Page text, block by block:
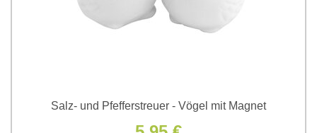
Salz- und Pfefferstreuer - Vögel mit Magnet